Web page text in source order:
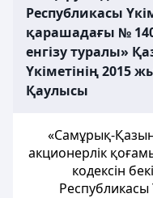
Республикасы
қарашадағы №
енгізу туралы»
Үкіметінің 2015
Қаулысы
«Самұрық-
акционерлік
кодексін
Республикасы